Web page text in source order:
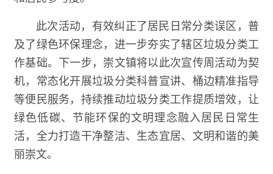
此次活动，有效纠正了居民日常分类误区，普
及了绿色环保理念，进一步夯实了辖区垃圾分类工
作基础。下一步，崇文镇将以此次宣传周活动为契
机，常态化开展垃圾分类科普宣讲、桶边精准指导
等便民服务，持续推动垃圾分类工作提质增效，让
绿色低碳、节能环保的文明理念融入居民日常生
活，全力打造干净整洁、生态宜居、文明和谐的美
丽崇文。